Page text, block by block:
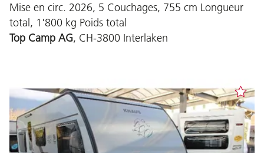
Mise en circ. 2026, 5 Couchages, 755 cm Longueur
total, 1'800 kg Poids total
Top Camp AG, CH-3800 Interlaken